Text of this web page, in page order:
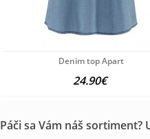
Denim top Apart
24.90€
Páči sa Vám náš